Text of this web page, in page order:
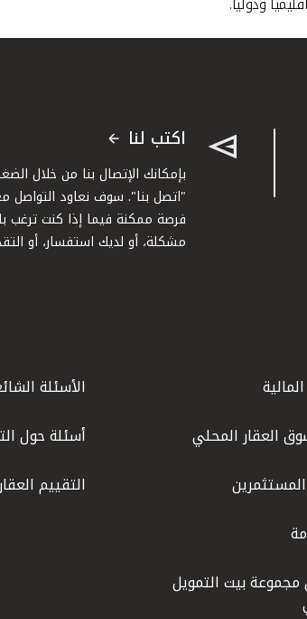
اكتب لنا
بإمكانك الإتصال بنا من خلال
"اتصل بنا". سوف نعاود
فرصة ممكنة فيما إذا كنت ترغب
مشكلة، أو لديك استفسار، أو
العقار المحلي
مجموعة بيت التمويل
الأسئلة
أسئلة حول
التقييم